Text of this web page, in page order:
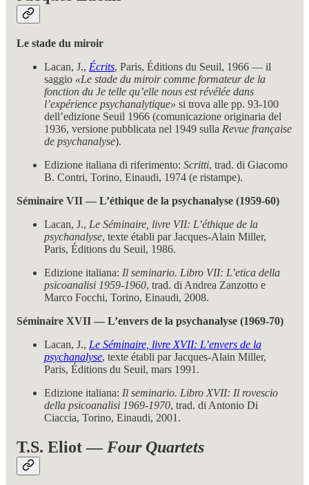
Le stade du miroir
Lacan, J., Écrits, Paris, Éditions du Seuil, 1966 — il
saggio «Le stade du miroir comme formateur de la
fonction du Je telle qu’elle nous est révélée dans
l’expérience psychanalytique» si trova alle pp. 93-100
dell’edizione Seuil 1966 (comunicazione originaria del
1936, versione pubblicata nel 1949 sulla Revue française
de psychanalyse).
Edizione italiana di riferimento: Scritti, trad. di Giacomo
B. Contri, Torino, Einaudi, 1974 (e ristampe).
Séminaire VII — L’éthique de la psychanalyse (1959-60)
Lacan, J., Le Séminaire, livre VII: L’éthique de la
psychanalyse, texte établi par Jacques-Alain Miller,
Paris, Éditions du Seuil, 1986.
Edizione italiana: Il seminario. Libro VII: L’etica della
psicoanalisi 1959-1960, trad. di Andrea Zanzotto e
Marco Focchi, Torino, Einaudi, 2008.
Séminaire XVII — L’envers de la psychanalyse (1969-70)
Lacan, J., Le Séminaire, livre XVII: L’envers de la
psychanalyse, texte établi par Jacques-Alain Miller,
Paris, Éditions du Seuil, mars 1991.
Edizione italiana: Il seminario. Libro XVII: Il rovescio
della psicoanalisi 1969-1970, trad. di Antonio Di
Ciaccia, Torino, Einaudi, 2001.
T.S. Eliot — Four Quartets